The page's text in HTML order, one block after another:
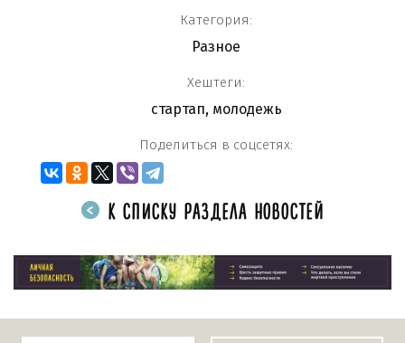
Категория:
Разное
Хештеги:
стартап, молодежь
Поделиться в соцсетях:
К СПИСКУ РАЗДЕЛА НОВОСТЕЙ